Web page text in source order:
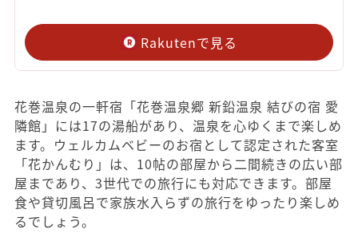
Rakutenで見る
花巻温泉の一軒宿「花巻温泉郷 新鉛温泉 結びの宿 愛
隣館」には17の湯船があり、温泉を心ゆくまで楽しめ
ます。ウェルカムベビーのお宿として認定された客室
「花かんむり」は、10帖の部屋から二間続きの広い部
屋まであり、3世代での旅行にも対応できます。部屋
食や貸切風呂で家族水入らずの旅行をゆったり楽しめ
るでしょう。